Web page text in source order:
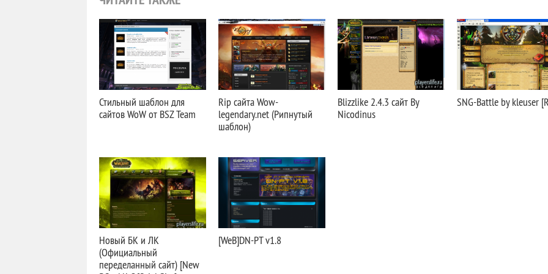
Стильный шаблон для
сайтов WoW от BSZ Team
Rip сайта Wow-
legendary.net (Рипнутый
шаблон)
Blizzlike 2.4.3 сайт By
Nicodinus
SNG-Battle by kleuser
Новый БК и ЛК
(Официальный
переделанный сайт) [New
[WeB]DN-PT v1.8